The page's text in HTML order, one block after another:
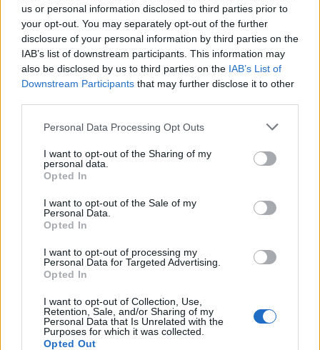
us or personal information disclosed to third parties prior to
your opt-out. You may separately opt-out of the further
disclosure of your personal information by third parties on the
IAB’s list of downstream participants. This information may
also be disclosed by us to third parties on the IAB’s List of
Downstream Participants that may further disclose it to other
Please note that this website/app uses one or more Google
not limited to your visit or usage behaviour. You may click to
grant or deny consent to Google and its third-party tags to
use your data for below specified purposes in below Google
consent section.
Personal Data Processing Opt Outs
I want to opt-out of the Sharing of my
personal data.
Opted In
I want to opt-out of the Sale of my
Personal Data.
Opted In
I want to opt-out of processing my
Personal Data for Targeted Advertising.
Opted In
I want to opt-out of Collection, Use,
Retention, Sale, and/or Sharing of my
Personal Data that Is Unrelated with the
Purposes for which it was collected.
Opted Out